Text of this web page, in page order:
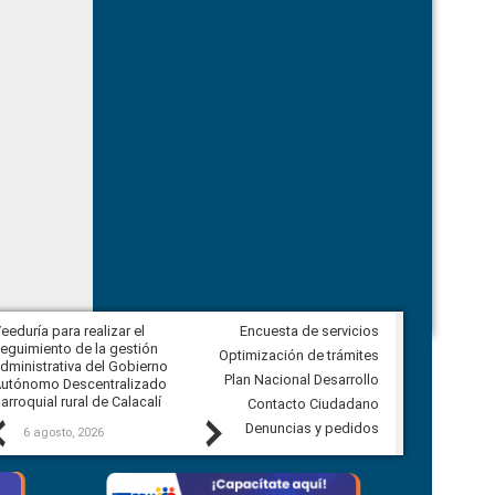
Previous
para realizar el
de la gestión
del Gobierno
Descentralizado
rural de Calacalí
6 agosto, 2026
Veeduría para vigilar los acuerdos,
derivados de la Audiencia Pública
entre el GAD de Ibarra y la
comunidad Urbina, parroquia la
Carolina
5 agosto, 2026
Next
Encuesta de servicios
Optimización de trámites
Plan Nacional Desarrollo
Contacto Ciudadano
Denuncias y pedidos